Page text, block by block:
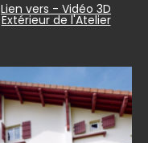
Lien vers - Vidéo 3D
Extérieur de l'Atelier